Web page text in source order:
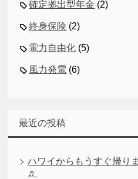
確定拠出型年金 (2)
終身保険 (2)
電力自由化 (5)
風力発電 (6)
最近の投稿
ハワイからもうすぐ帰り
♬